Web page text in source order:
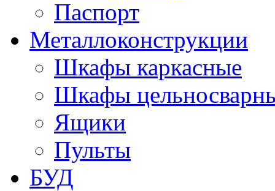
Паспорт
Металлоконструкции
Шкафы каркасные
Шкафы
Ящики
Пульты
БУД